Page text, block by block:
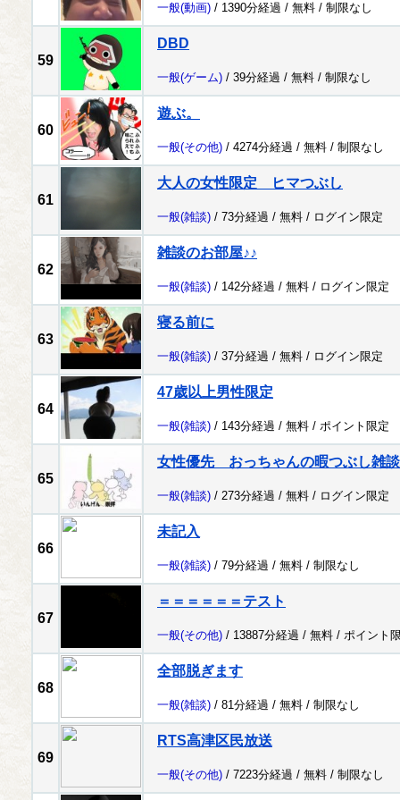
一般(動画) / 1390分経過 / 無料 / 制限なし
59
DBD
一般(ゲーム) / 39分経過 / 無料 / 制限なし
60
遊ぶ。
一般(その他) / 4274分経過 / 無料 / 制限なし
61
大人の女性限定 ヒマつぶし
一般(雑談) / 73分経過 / 無料 / ログイン限定
62
雑談のお部屋♪♪
一般(雑談) / 142分経過 / 無料 / ログイン限定
63
寝る前に
一般(雑談) / 37分経過 / 無料 / ログイン限定
64
47歳以上男性限定
一般(雑談) / 143分経過 / 無料 / ポイント限定
65
女性優先 おっちゃんの暇つぶし雑
一般(雑談) / 273分経過 / 無料 / ログイン限定
66
未記入
一般(雑談) / 79分経過 / 無料 / 制限なし
67
＝＝＝＝＝＝テスト
一般(その他) / 13887分経過 / 無料 / ポイント
68
全部脱ぎます
一般(雑談) / 81分経過 / 無料 / 制限なし
69
RTS高津区民放送
一般(その他) / 7223分経過 / 無料 / 制限なし